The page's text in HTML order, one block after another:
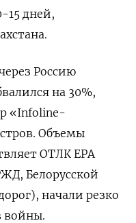
15 дней,
Россию
на 30%,
«Infoline-
Объемы
ОТЛК ЕРА
Белорусской
начали резко
войны.